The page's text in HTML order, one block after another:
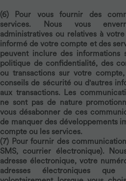
(6)
Pour vous fournir des
services.
Nous vous
administratives ou relatives à
informé de votre compte et des
peuvent inclure des
politique de confidentialité, des
ou transactions sur votre
conseils de sécurité ou d'autres
aux transactions. Les
ne sont pas de nature
vous désabonner de ces
de manquer des développements
compte ou les services.
(7) Pour fournir des
SMS, courrier électronique).
adresse électronique, votre
adresses électroniques